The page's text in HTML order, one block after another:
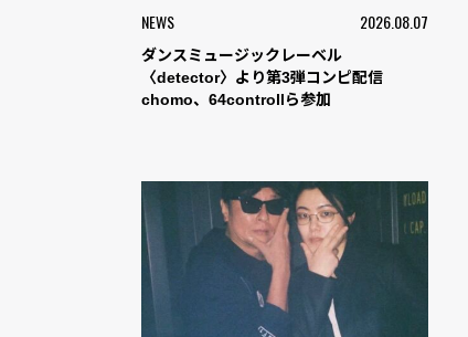
NEWS 2026.08.07
ダンスミュージックレーベル
〈detector〉より第3弾コンピ配信
chomo、64controllら参加